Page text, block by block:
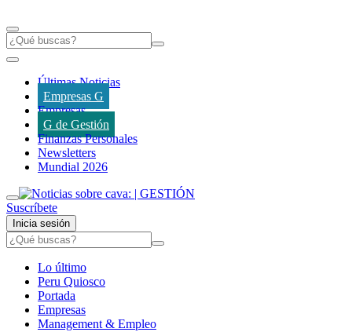
Últimas Noticias
Empresas G
Empresas
G de Gestión
Finanzas Personales
Newsletters
Mundial 2026
Suscríbete
Inicia sesión
Lo último
Peru Quiosco
Portada
Empresas
Management & Empleo